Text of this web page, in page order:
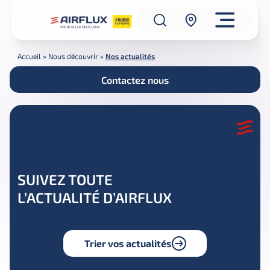
Accueil » Nous découvrir » Nos actualités
Contactez nous
SUIVEZ TOUTE
L’ACTUALITÉ D’AIRFLUX
Trier vos actualités